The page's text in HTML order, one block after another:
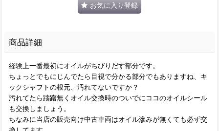
お気に入り登録
商品詳細
経験上一番最初にオイルがちびりだす部分です。
ちょっとでもにじんでたら目視で分かる部分でもありますね、キ
ックシャフトの根元、汚れてないですか？
汚れてたら躊躇無くオイル交換時のついでにココのオイルシール
も交換しましょう。
ちなみに当店の販売向け中古車両はオイル滲みが無くても必ず交